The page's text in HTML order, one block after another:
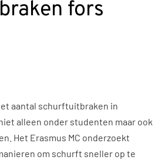
fors
aantal schurftuitbraken in
alleen onder studenten maar ook
Het Erasmus MC onderzoekt
om schurft sneller op te